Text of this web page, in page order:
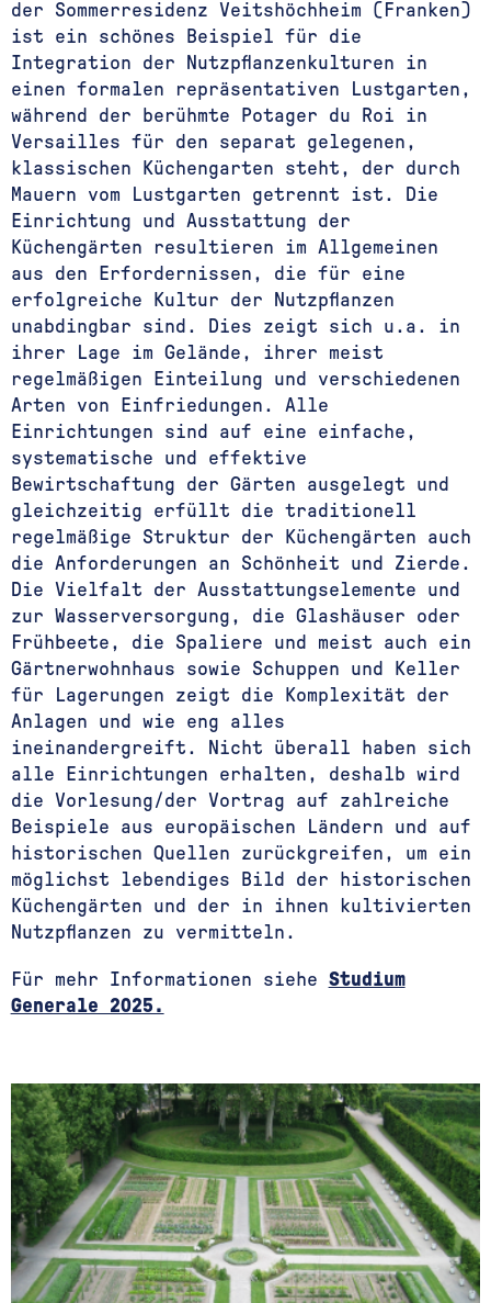
der Sommerresidenz Veitshöchheim (Franken)
ist ein schönes Beispiel für die
Integration der Nutzpflanzenkulturen in
einen formalen repräsentativen Lustgarten,
während der berühmte Potager du Roi in
Versailles für den separat gelegenen,
klassischen Küchengarten steht, der durch
Mauern vom Lustgarten getrennt ist. Die
Einrichtung und Ausstattung der
Küchengärten resultieren im Allgemeinen
aus den Erfordernissen, die für eine
erfolgreiche Kultur der Nutzpflanzen
unabdingbar sind. Dies zeigt sich u.a. in
ihrer Lage im Gelände, ihrer meist
regelmäßigen Einteilung und verschiedenen
Arten von Einfriedungen. Alle
Einrichtungen sind auf eine einfache,
systematische und effektive
Bewirtschaftung der Gärten ausgelegt und
gleichzeitig erfüllt die traditionell
regelmäßige Struktur der Küchengärten auch
die Anforderungen an Schönheit und Zierde.
Die Vielfalt der Ausstattungselemente und
zur Wasserversorgung, die Glashäuser oder
Frühbeete, die Spaliere und meist auch ein
Gärtnerwohnhaus sowie Schuppen und Keller
für Lagerungen zeigt die Komplexität der
Anlagen und wie eng alles
ineinandergreift. Nicht überall haben sich
alle Einrichtungen erhalten, deshalb wird
die Vorlesung/der Vortrag auf zahlreiche
Beispiele aus europäischen Ländern und auf
historischen Quellen zurückgreifen, um ein
möglichst lebendiges Bild der historischen
Küchengärten und der in ihnen kultivierten
Nutzpflanzen zu vermitteln.
Für mehr Informationen siehe Studium
Generale 2025.